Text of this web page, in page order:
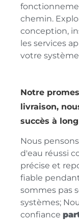
chemin.
conception,
les services
votre
Notre
livraison,
succès à
Nous
d'eau réussi
précise et
fiable
sommes pas
systèmes;
confiance